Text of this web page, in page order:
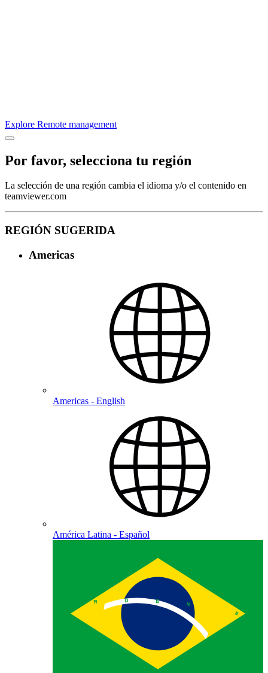
Explore Remote management
Por favor, selecciona tu región
La selección de una región cambia el idioma y/o el contenido en
teamviewer.com
REGIÓN SUGERIDA
Americas
Americas - English
América Latina - Español